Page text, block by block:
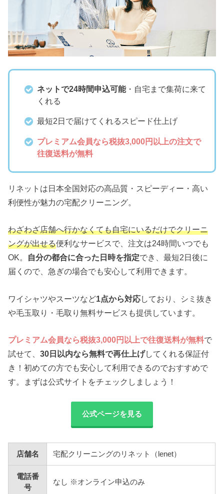
ネットで24時間申込可能・自宅まで集荷に来て
くれる
最短2日で届けてくれるスピード仕上げ
プレミアム会員なら税抜3,000円以上の注文で
往復送料が無料
リネットは日本全国対応の高品質・スピーディー・高い
利便性が魅力の宅配クリーニング。
わざわざ店舗へ行かなくても自宅にいるだけでクリーニ
ングが出せる便利なサービスで、注文は24時間いつでも
OK。 自分の都合に合った日時を指定でき、最短2日後に
届くので、急ぎの場合でも安心して利用できます。
ワイシャツやスーツなど1点から対応しており、シミ抜き
や毛玉取り・毛取り無料サービスも提供しています。
プレミアム会員なら税抜3,000円以上で往復送料が無料で
試せて、30日以内なら無料で再仕上げしてくれる保証付
き！初めての方でも安心して利用できるのでおすすめで
す。まずは公式サイトをチェックしましょう！
公式ページを見る
店舗名 宅配クリーニングのリネット（lenet）
電話番
号
なし ※オンライン申込のみ